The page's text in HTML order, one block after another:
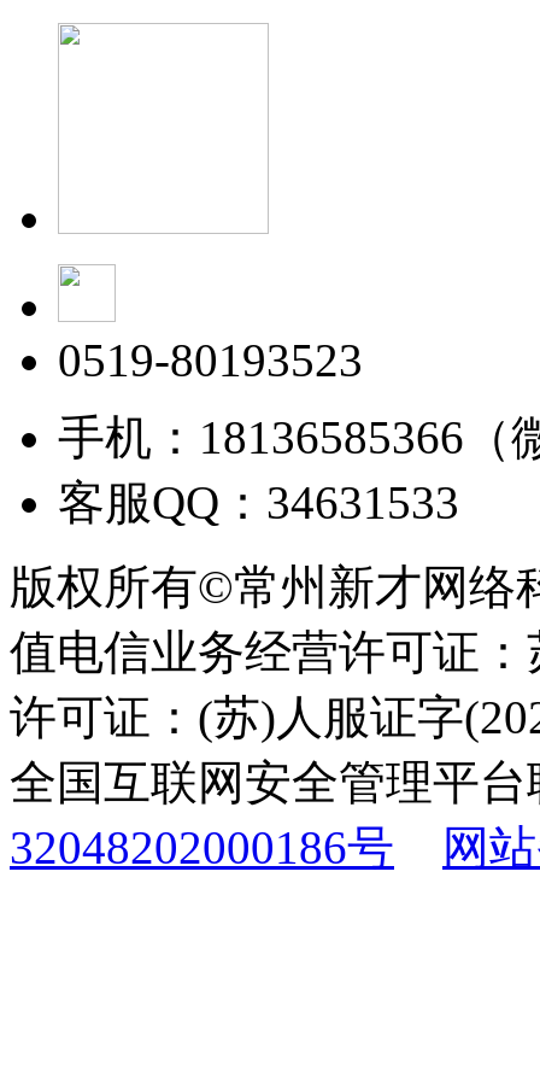
0519-80193523
手机：18136585366（
客服QQ：34631533
版权所有©常州新才网络
值电信业务经营许可证
许可证：(苏)人服证字
全国互联网安全管理平
32048202000186号
网